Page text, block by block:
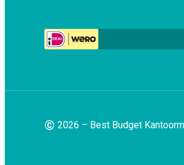
© 2026 – Best Budget